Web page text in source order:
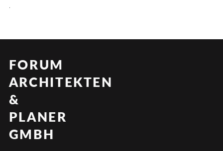
.
FORUM
ARCHITEKTEN
&
PLANER
GMBH